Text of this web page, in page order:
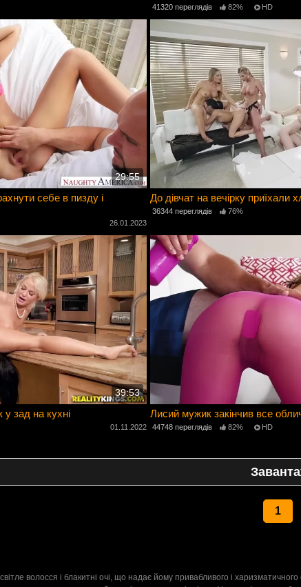
41320 переглядів 82% HD
29:55
себе в пизду і
26.01.2023
До дівчат на вечірку приїхали
36344 переглядів 76%
39:53
зад на кухні
01.11.2022
Лисий мужик закінчив все
44748 переглядів 82% HD
1
волосся і блакитні очі, що надає йому привабливого і